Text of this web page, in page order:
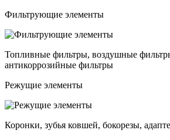
Фильтрующие элементы
Топливные фильтры, воздушные
антикоррозийные фильтры
Режущие элементы
Коронки, зубья ковшей, бокорезы,